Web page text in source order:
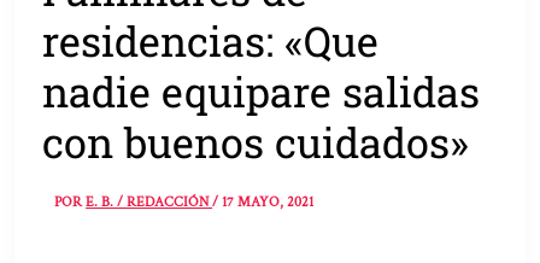
residencias: «Que
nadie equipare salidas
con buenos cuidados»
PORE. B. / REDACCIÓN/17 MAYO, 2021